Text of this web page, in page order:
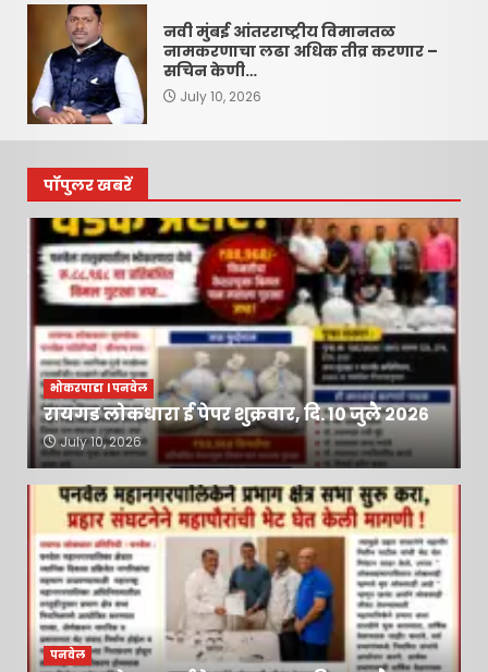
नवी मुंबई आंतरराष्ट्रीय विमानतळ
नामकरणाचा लढा अधिक तीव्र करणार –
सचिन केणी…
July 10, 2026
पॉपुलर खबरें
भोकरपाडा l पनवेल
रायगड लोकधारा ई पेपर शुक्रवार, दि. १० जुलै २०२६
July 10, 2026
पनवेल